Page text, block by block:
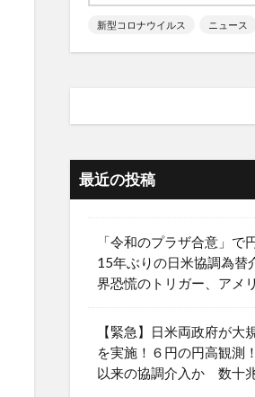
新型コロナウイルス ニュース
最近の投稿
「令和のプラザ合意」で
15年ぶりの日米協調為替
界恐慌のトリガー、アメ
【緊急】日米両政府が大
を実施！６円の円高観測
以来の協調介入か 数十